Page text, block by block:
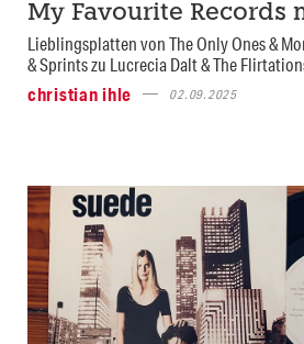
My Favourite Records
Lieblingsplatten von The Only Ones &
& Sprints zu Lucrecia Dalt & The
christian ihle
02.09.2025